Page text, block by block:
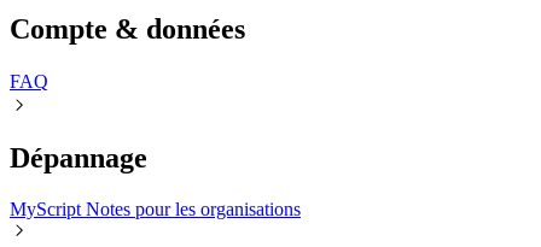
Compte & données
FAQㅤ
Dépannage
MyScript Notes pour les organisations